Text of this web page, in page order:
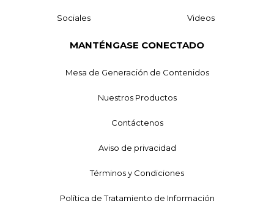
Sociales Videos
MANTÉNGASE CONECTADO
Mesa de Generación de Contenidos
Nuestros Productos
Contáctenos
Aviso de privacidad
Términos y Condiciones
Política de Tratamiento de Información